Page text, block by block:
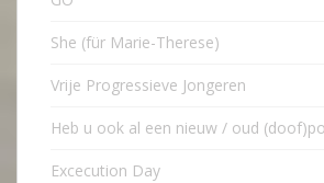
She (für Marie-Therese)
Vrije Progressieve Jongeren
Heb u ook al een nieuw / oud
Excecution Day